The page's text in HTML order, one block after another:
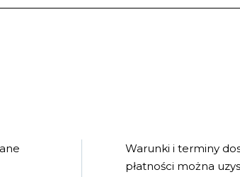
Warunki i terminy
płatności można